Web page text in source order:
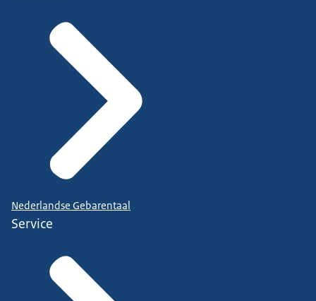
Nederlandse Gebarentaal
Service